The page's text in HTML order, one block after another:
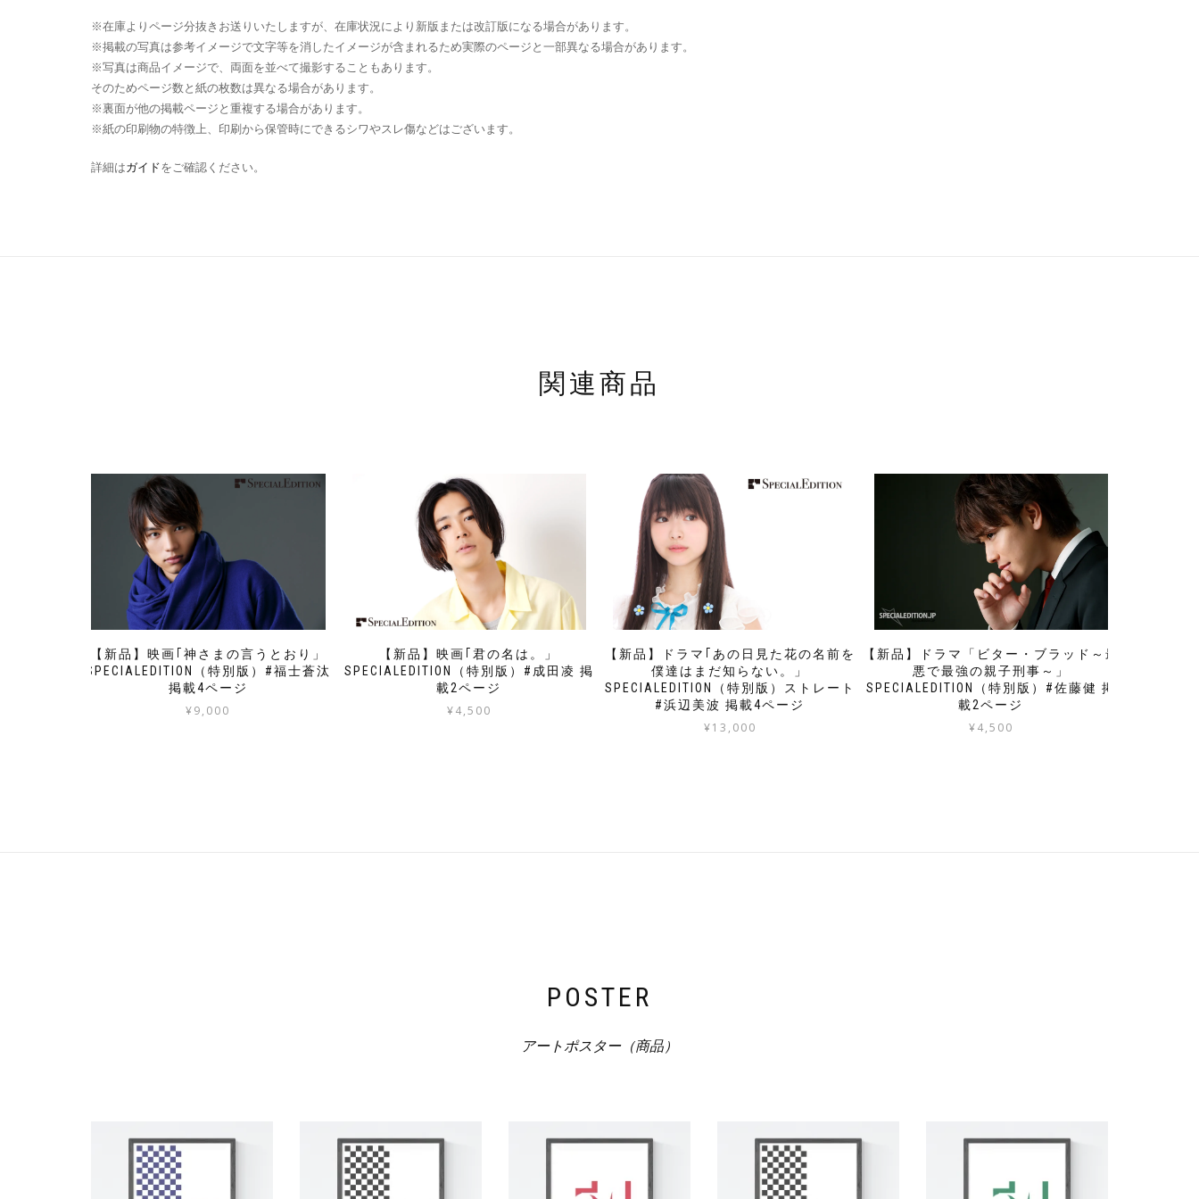
※在庫よりページ分抜きお送りいたしますが、在庫状況により新版または改訂版になる場合があります。
※掲載の写真は参考イメージで文字等を消したイメージが含まれるため実際のページと一部異なる場合があります。
※写真は商品イメージで、両面を並べて撮影することもあります。
そのためページ数と紙の枚数は異なる場合があります。
※裏面が他の掲載ページと重複する場合があります。
※紙の印刷物の特徴上、印刷から保管時にできるシワやスレ傷などはございます。
詳細はガイドをご確認ください。
関連商品
【新品】映画｢神さまの言うとおり」
SPECIALEDITION（特別版）#福士蒼汰
掲載4ページ
¥9,000
【新品】映画｢君の名は。」
SPECIALEDITION（特別版）#成田凌 掲
載2ページ
¥4,500
【新品】ドラマ｢あの日見た花の名前を
僕達はまだ知らない。」
SPECIALEDITION（特別版）ストレート
#浜辺美波 掲載4ページ
¥13,000
【新品】ドラマ「ビター・ブラッド～最
悪で最強の親子刑事～」
SPECIALEDITION（特別版）#佐藤健 掲
載2ページ
¥4,500
POSTER
アートポスター（商品）